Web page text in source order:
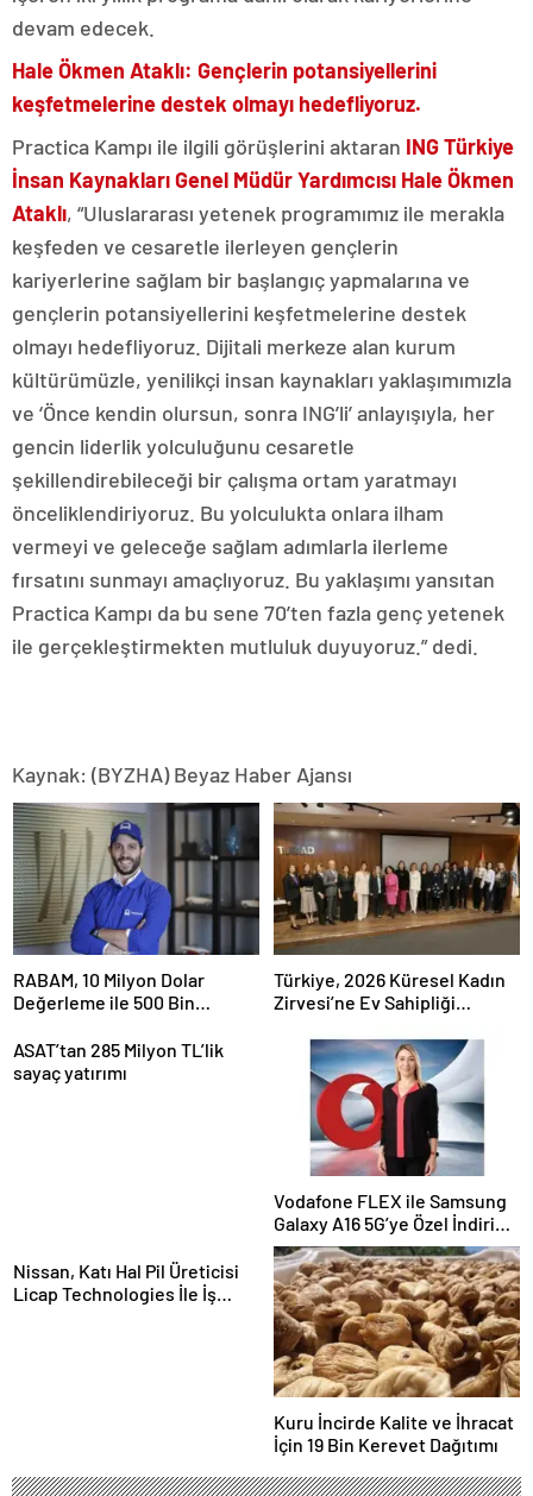
devam edecek.
Hale Ökmen Ataklı: Gençlerin potansiyellerini
keşfetmelerine destek olmayı hedefliyoruz.
Practica Kampı ile ilgili görüşlerini aktaran ING Türkiye
İnsan Kaynakları Genel Müdür Yardımcısı Hale Ökmen
Ataklı, “Uluslararası yetenek programımız ile merakla
keşfeden ve cesaretle ilerleyen gençlerin
kariyerlerine sağlam bir başlangıç yapmalarına ve
gençlerin potansiyellerini keşfetmelerine destek
olmayı hedefliyoruz. Dijitali merkeze alan kurum
kültürümüzle, yenilikçi insan kaynakları yaklaşımımızla
ve ‘Önce kendin olursun, sonra ING’li’ anlayışıyla, her
gencin liderlik yolculuğunu cesaretle
şekillendirebileceği bir çalışma ortam yaratmayı
önceliklendiriyoruz. Bu yolculukta onlara ilham
vermeyi ve geleceğe sağlam adımlarla ilerleme
fırsatını sunmayı amaçlıyoruz. Bu yaklaşımı yansıtan
Practica Kampı da bu sene 70’ten fazla genç yetenek
ile gerçekleştirmekten mutluluk duyuyoruz.” dedi.
Kaynak: (BYZHA) Beyaz Haber Ajansı
RABAM, 10 Milyon Dolar
Değerleme ile 500 Bin
Türkiye, 2026 Küresel Kadın
Zirvesi’ne Ev Sahipliği
ASAT’tan 285 Milyon TL’lik
sayaç yatırımı
Vodafone FLEX ile Samsung
Galaxy A16 5G’ye Özel İndirim
ve İnternet Hediyesi
Nissan, Katı Hal Pil Üreticisi
Licap Technologies İle İş
Kuru İncirde Kalite ve İhracat
İçin 19 Bin Kerevet Dağıtımı